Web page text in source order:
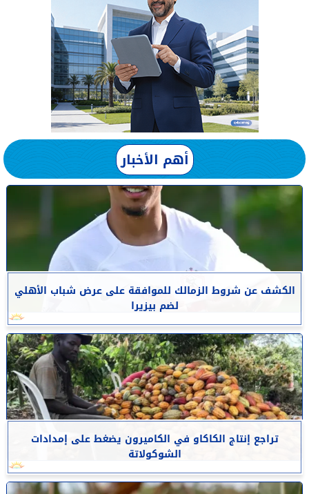
أهم الأخبار
الكشف عن شروط الزمالك للموافقة على عرض شباب الأهلي
لضم بيزيرا
تراجع إنتاج الكاكاو في الكاميرون يضغط على إمدادات
الشوكولاتة